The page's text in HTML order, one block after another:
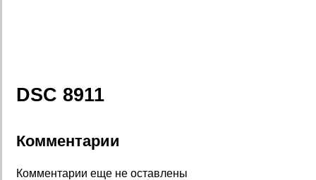
DSC 8911
Комментарии
Комментарии еще не оставлены